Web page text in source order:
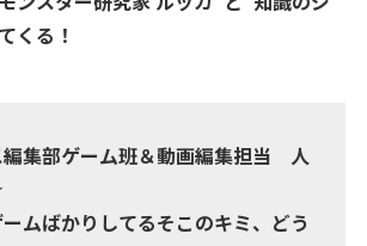
くる！
集部ゲーム班＆動画編集担当 人
ームばかりしてるそこのキミ、どう